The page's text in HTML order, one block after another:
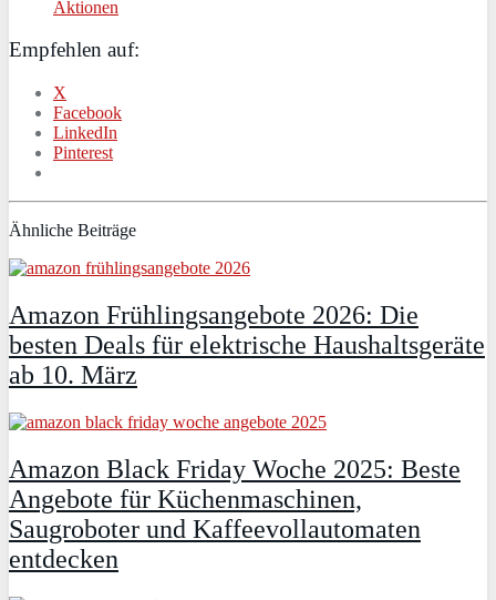
Aktionen
Empfehlen auf:
X
Facebook
LinkedIn
Pinterest
Ähnliche Beiträge
Amazon Frühlingsangebote 2026: Die
besten Deals für elektrische Haushaltsgeräte
ab 10. März
Amazon Black Friday Woche 2025: Beste
Angebote für Küchenmaschinen,
Saugroboter und Kaffeevollautomaten
entdecken